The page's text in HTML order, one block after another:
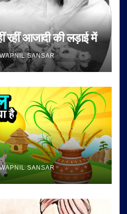
रहीं आजादी की लड़ाई में
SANSAR
SANSAR